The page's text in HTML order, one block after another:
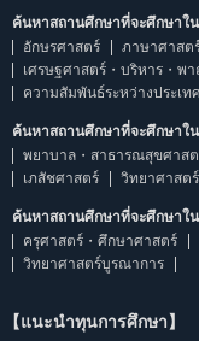
ค้นหาสถานศึกษาที่จะศึกษาใ
อักษรศาสตร์
ภาษาศาสต
เศรษฐศาสตร์・บริหาร・พ
ความสัมพันธ์ระหว่างประเท
ค้นหาสถานศึกษาที่จะศึกษาใ
พยาบาล・สาธารณสุขศาส
เภสัชศาสตร์
วิทยาศาสตร์
ค้นหาสถานศึกษาที่จะศึกษาใ
ครุศาสตร์・ศึกษาศาสตร์
วิทยาศาสตร์บูรณาการ
【แนะนำทุนการศึกษา】